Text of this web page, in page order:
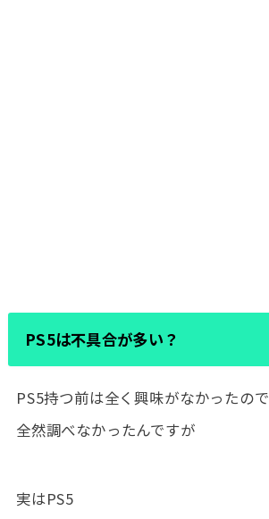
PS5は不具合が多い？
PS5持つ前は全く興味がなかったので
全然調べなかったんですが
実はPS5